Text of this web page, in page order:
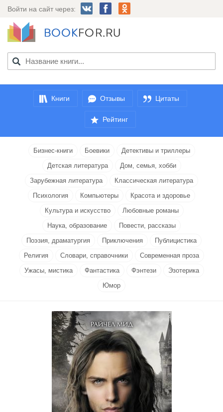
Войти на сайт через:
Книги Отзывы Цитаты
Рейтинг
Бизнес-книги Боевики
Детективы и триллеры
Детская литература
Дом, семья, хобби
Зарубежная литература
Классическая литература
Психология
Компьютеры
Красота и здоровье
Культура и искусство
Любовные романы
Наука, образование
Повести, рассказы
Поэзия, драматургия
Приключения
Публицистика
Религия
Словари, справочники
Современная проза
Ужасы, мистика
Фантастика Фэнтези
Эзотерика
Юмор